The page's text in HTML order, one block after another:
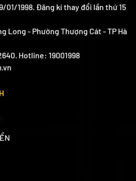
01/1998. Đăng kí thay đổi lần thứ 15
Long - Phường Thượng Cát - TP Hà
Hotline: 19001998